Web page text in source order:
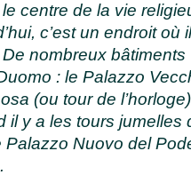
centre de la vie
c’est un endroit où
nombreux bâtiments
: le Palazzo
(ou tour de
il y a les tours jumelles
Nuovo del